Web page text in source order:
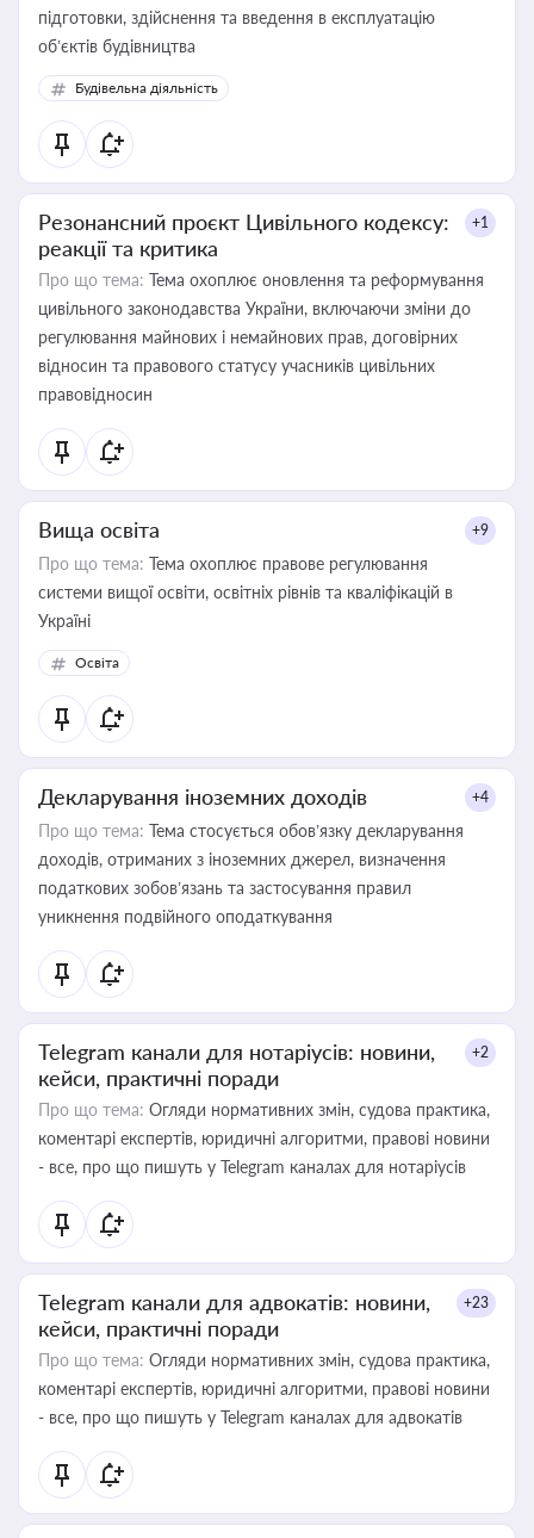
підготовки, здійснення та введення в експлуатацію
об’єктів будівництва
Будівельна діяльність
Резонансний проєкт Цивільного кодексу:
реакції та критика
+1
Про що тема: Тема охоплює оновлення та реформування
цивільного законодавства України, включаючи зміни до
регулювання майнових і немайнових прав, договірних
відносин та правового статусу учасників цивільних
правовідносин
Вища освіта +9
Про що тема: Тема охоплює правове регулювання
системи вищої освіти, освітніх рівнів та кваліфікацій в
Україні
Освіта
Декларування іноземних доходів +4
Про що тема: Тема стосується обов’язку декларування
доходів, отриманих з іноземних джерел, визначення
податкових зобов’язань та застосування правил
уникнення подвійного оподаткування
Telegram канали для нотаріусів: новини,
кейси, практичні поради
+2
Про що тема: Огляди нормативних змін, судова практика,
коментарі експертів, юридичні алгоритми, правові новини
- все, про що пишуть у Telegram каналах для нотаріусів
Telegram канали для адвокатів: новини,
кейси, практичні поради
+23
Про що тема: Огляди нормативних змін, судова практика,
коментарі експертів, юридичні алгоритми, правові новини
- все, про що пишуть у Telegram каналах для адвокатів